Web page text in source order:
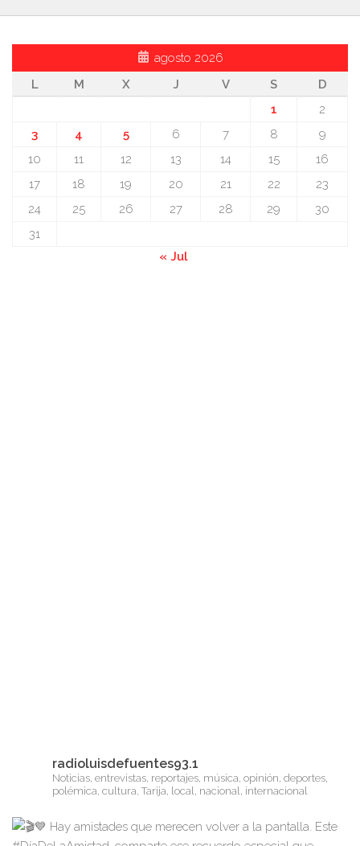
agosto 2026
L
M X J V S
D
1
2
3
4 5 6 7 8
9
10
11 12 13 14 15
16
17
18 19 20 21 22
23
24
25 26 27 28 29
30
31
« Jul
radioluisdefuentes93.1
Noticias, entrevistas, reportajes, música, opinión, deportes,
polémica, cultura, Tarija, local, nacional, internacional